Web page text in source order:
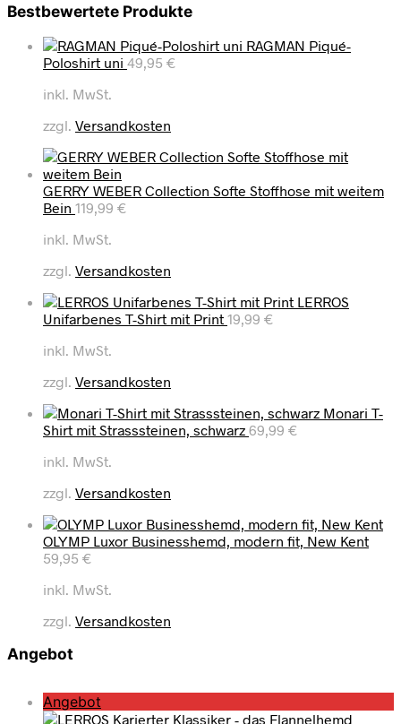
Bestbewertete Produkte
RAGMAN Piqué-
Poloshirt uni 49,95 €
inkl. MwSt.
zzgl. Versandkosten
GERRY WEBER Collection Softe Stoffhose mit weitem
Bein 119,99 €
inkl. MwSt.
zzgl. Versandkosten
LERROS
Unifarbenes T-Shirt mit Print 19,99 €
inkl. MwSt.
zzgl. Versandkosten
Monari T-
Shirt mit Strasssteinen, schwarz 69,99 €
inkl. MwSt.
zzgl. Versandkosten
OLYMP Luxor Businesshemd, modern fit, New Kent
59,95 €
inkl. MwSt.
zzgl. Versandkosten
Angebot
Angebot
r